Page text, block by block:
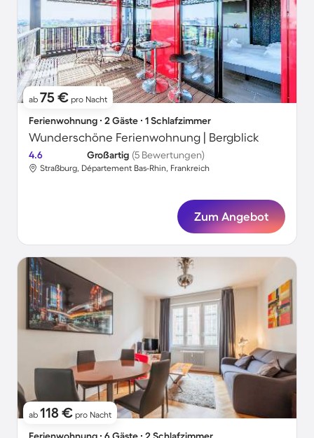
ab 75 € pro Nacht
Ferienwohnung ∙ 2 Gäste ∙ 1 Schlafzimmer
Wunderschöne Ferienwohnung | Bergblick
4.6 Großartig (5 Bewertungen)
Straßburg, Département Bas-Rhin, Frankreich
Zum Angebot
ab 118 € pro Nacht